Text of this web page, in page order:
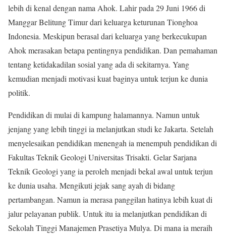
lebih di kenal dengan nama Ahok. Lahir pada 29 Juni 1966 di
Manggar Belitung Timur dari keluarga keturunan Tionghoa
Indonesia. Meskipun berasal dari keluarga yang berkecukupan
Ahok merasakan betapa pentingnya pendidikan. Dan pemahaman
tentang ketidakadilan sosial yang ada di sekitarnya. Yang
kemudian menjadi motivasi kuat baginya untuk terjun ke dunia
politik.
Pendidikan di mulai di kampung halamannya. Namun untuk
jenjang yang lebih tinggi ia melanjutkan studi ke Jakarta. Setelah
menyelesaikan pendidikan menengah ia menempuh pendidikan di
Fakultas Teknik Geologi Universitas Trisakti. Gelar Sarjana
Teknik Geologi yang ia peroleh menjadi bekal awal untuk terjun
ke dunia usaha. Mengikuti jejak sang ayah di bidang
pertambangan. Namun ia merasa panggilan hatinya lebih kuat di
jalur pelayanan publik. Untuk itu ia melanjutkan pendidikan di
Sekolah Tinggi Manajemen Prasetiya Mulya. Di mana ia meraih